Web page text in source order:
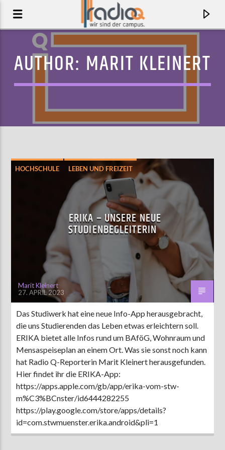
AKTUELLE SENDUNG
MOEBIUS
19:00 24:00
ZU HÖREN IN Münster 90,9 MHz Steinfurt103,9 MHz
AUTHOR: MARIT KLEINERT
HOCHSCHULE LEBEN UND FREIZEIT
ERIKA – UNSERE NEUE
STUDIENBEGLEITERIN
Marit Kleinert
27. APRIL 2023
Das Studiwerk hat eine neue Info-App herausgebracht,
die uns Studierenden das Leben etwas erleichtern soll.
ERIKA bietet alle Infos rund um BAföG, Wohnraum und
Mensaspeiseplan an einem Ort. Was sie sonst noch kann
hat Radio Q-Reporterin Marit Kleinert herausgefunden.
Hier findet ihr die ERIKA-App:
https://apps.apple.com/gb/app/erika-vom-stw-
m%C3%BCnster/id6444282255
https://play.google.com/store/apps/details?
id=com.stwmuenster.erika.android&pli=1